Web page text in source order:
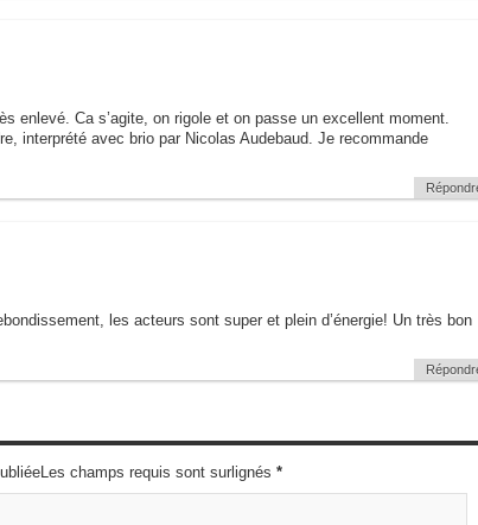
enlevé. Ca s’agite, on rigole et on passe un excellent moment.
interprété avec brio par Nicolas Audebaud. Je recommande
les acteurs sont super et plein d’énergie! Un très bon
champs requis sont surlignés *